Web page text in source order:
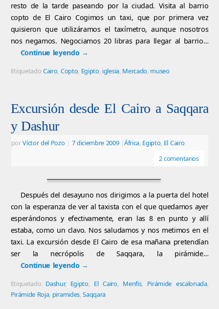
resto de la tarde paseando por la ciudad. Visita al barrio
copto de El Cairo Cogimos un taxi, que por primera vez
quisieron que utilizáramos el taxímetro, aunque nosotros
nos negamos. Negociamos 20 libras para llegar al barrio…
Continue leyendo →
EtiquetadoCairo, Copto, Egipto, iglesia, Mercado, museo
Excursión desde El Cairo a Saqqara
y Dashur
porVíctor del Pozo | 7 diciembre 2009 |África, Egipto, El Cairo
2 comentarios
Después del desayuno nos dirigimos a la puerta del hotel
con la esperanza de ver al taxista con el que quedamos ayer
esperándonos y efectivamente, eran las 8 en punto y allí
estaba, como un clavo. Nos saludamos y nos metimos en el
taxi. La excursión desde El Cairo de esa mañana pretendían
ser la necrópolis de Saqqara, la pirámide…
Continue leyendo →
Etiquetado Dashur, Egipto, El Cairo, Menfis, Pirámide escalonada,
Pirámide Roja, piramides,Saqqara